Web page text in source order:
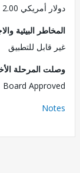
2.00 مليون
البيئية والاجتماعية
للتطبيق
المرحلة الأخيرة
Board